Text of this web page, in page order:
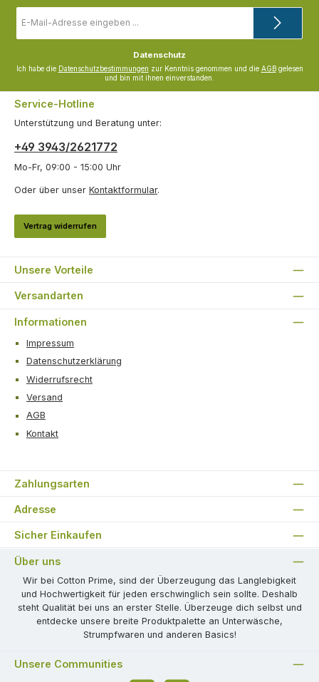
Mail-
Datenschutz
Ich habe die Datenschutzbestimmungen zur Kenntnis genommen und die AGBgelesen
und bin mit ihnen einverstanden.
Service-Hotline
Unterstützung und Beratung unter:
+49 3943/2621772
Mo-Fr, 09:00 - 15:00 Uhr
Oder über unser Kontaktformular.
Vertrag widerrufen
Unsere Vorteile
Versandarten
Informationen
Impressum
Datenschutzerklärung
Widerrufsrecht
Versand
AGB
Kontakt
Zahlungsarten
Adresse
Sicher Einkaufen
Über uns
Wir bei Cotton Prime, sind der Überzeugung das Langlebigkeit
und Hochwertigkeit für jeden erschwinglich sein sollte. Deshalb
steht Qualität bei uns an erster Stelle. Überzeuge dich selbst und
entdecke unsere breite Produktpalette an Unterwäsche,
Strumpfwaren und anderen Basics!
Unsere Communities